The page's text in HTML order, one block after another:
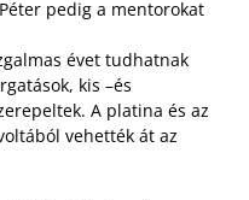
pedig a mentorokat
évet tudhatnak
kis –és
A platina és az
vehették át az